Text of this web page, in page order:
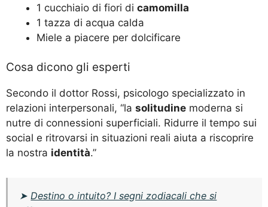
1 cucchiaio di fiori di camomilla
1 tazza di acqua calda
Miele a piacere per dolcificare
Cosa dicono gli esperti
Secondo il dottor Rossi, psicologo specializzato in
relazioni interpersonali, “la solitudine moderna si
nutre di connessioni superficiali. Ridurre il tempo sui
social e ritrovarsi in situazioni reali aiuta a riscoprire
la nostra identità.”
➤ Destino o intuito? I segni zodiacali che si